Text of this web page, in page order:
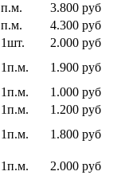
п.м.
3.800 руб
п.м.
4.300 руб
1шт.
2.000 руб
1п.м.
1.900 руб
1п.м.
1.000 руб
1п.м.
1.200 руб
1п.м.
1.800 руб
1п.м.
2.000 руб